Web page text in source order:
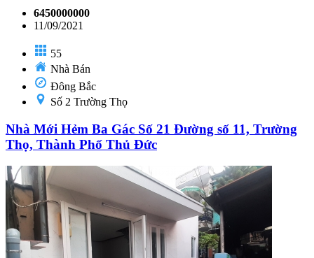
6450000000
11/09/2021
55
Nhà Bán
Đông Bắc
Số 2 Trường Thọ
Nhà Mới Hẻm Ba Gác Số 21 Đường số 11, Trường
Thọ, Thành Phố Thủ Đức